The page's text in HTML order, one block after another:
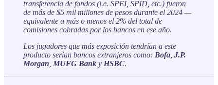
transferencia de fondos (i.e. SPEI, SPID, etc.) fueron
de más de $5 mil millones de pesos durante el 2024 —
equivalente a más o menos el 2% del total de
comisiones cobradas por los bancos en ese año.
Los jugadores que más exposición tendrían a este
producto serían bancos extranjeros como: Bofa J.P.
Morgan MUFG Bank y HSBC.